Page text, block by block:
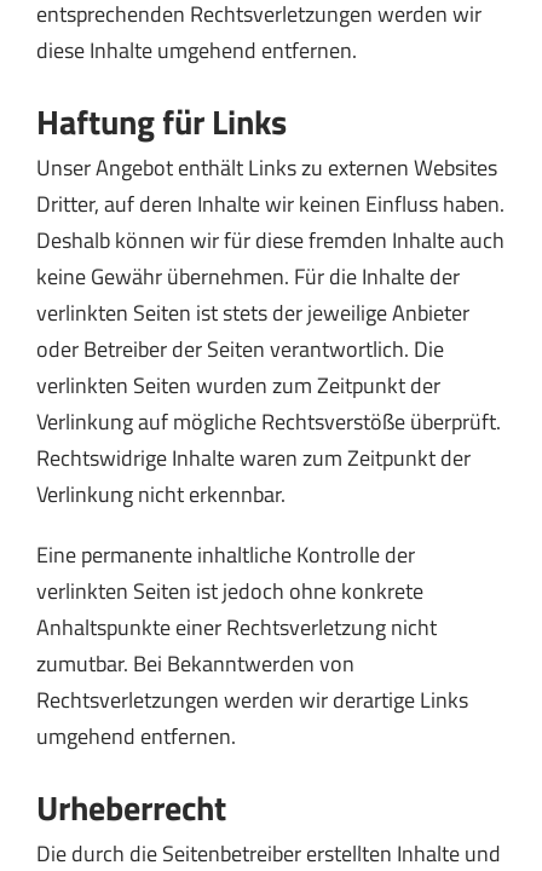
entsprechenden Rechtsverletzungen werden wir
diese Inhalte umgehend entfernen.
Haftung für Links
Unser Angebot enthält Links zu externen Websites
Dritter, auf deren Inhalte wir keinen Einfluss haben.
Deshalb können wir für diese fremden Inhalte auch
keine Gewähr übernehmen. Für die Inhalte der
verlinkten Seiten ist stets der jeweilige Anbieter
oder Betreiber der Seiten verantwortlich. Die
verlinkten Seiten wurden zum Zeitpunkt der
Verlinkung auf mögliche Rechtsverstöße überprüft.
Rechtswidrige Inhalte waren zum Zeitpunkt der
Verlinkung nicht erkennbar.
Eine permanente inhaltliche Kontrolle der
verlinkten Seiten ist jedoch ohne konkrete
Anhaltspunkte einer Rechtsverletzung nicht
zumutbar. Bei Bekanntwerden von
Rechtsverletzungen werden wir derartige Links
umgehend entfernen.
Urheberrecht
Die durch die Seitenbetreiber erstellten Inhalte und